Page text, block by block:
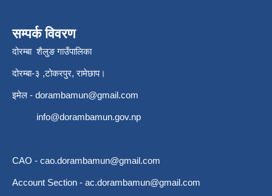
सम्पर्क विवरण
दोरम्बा शैलुङ गाउँपालिका
दोरम्बा-३ ,टोकरपुर, रामेछाप।
इमेल - dorambamun@gmail.com
info@dorambamun.gov.np
CAO - cao.dorambamun@gmail.com
Account Section - ac.dorambamun@gmail.com